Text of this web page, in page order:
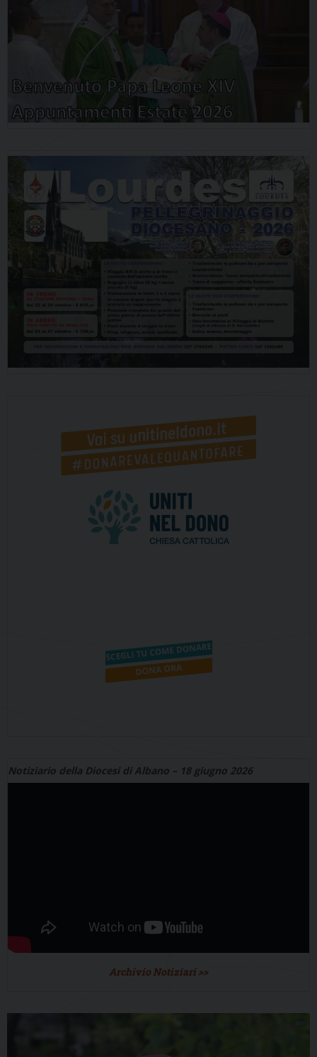
Notiziario della Diocesi di Albano – 18 giugno 2026
Archivio Notiziari >>